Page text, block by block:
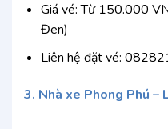
Giá vé: Từ 150.000
Đen)
Liên hệ đặt vé:
3. Nhà xe Phong Phú –